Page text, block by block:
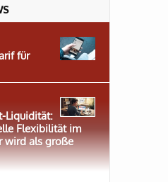
für
Liquidität:
Flexibilität im
wird als große